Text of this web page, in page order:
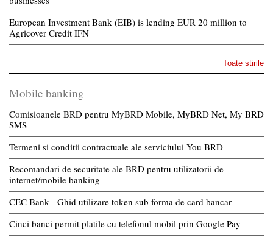
European Investment Bank (EIB) is lending EUR 20 million to
Agricover Credit IFN
Toate stirile
Mobile banking
Comisioanele BRD pentru MyBRD Mobile, MyBRD Net, My BRD
SMS
Termeni si conditii contractuale ale serviciului You BRD
Recomandari de securitate ale BRD pentru utilizatorii de
internet/mobile banking
CEC Bank - Ghid utilizare token sub forma de card bancar
Cinci banci permit platile cu telefonul mobil prin Google Pay